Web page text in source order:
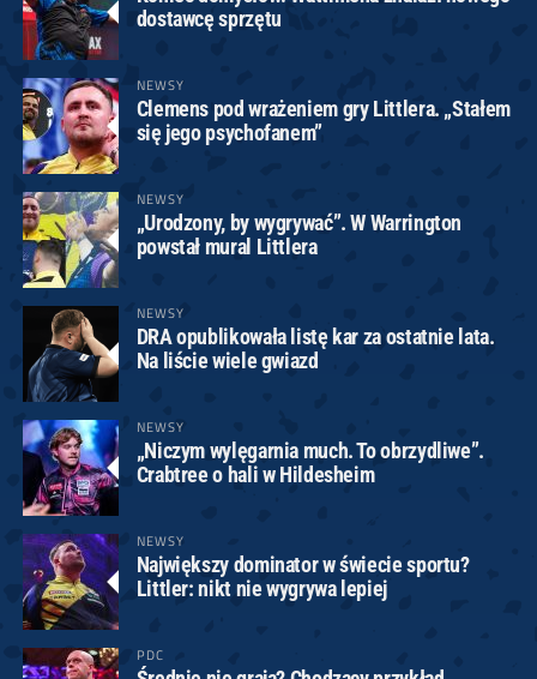
dostawcę sprzętu
NEWSY
Clemens pod wrażeniem gry Littlera. „Stałem
się jego psychofanem”
NEWSY
„Urodzony, by wygrywać”. W Warrington
powstał mural Littlera
NEWSY
DRA opublikowała listę kar za ostatnie lata.
Na liście wiele gwiazd
NEWSY
„Niczym wylęgarnia much. To obrzydliwe”.
Crabtree o hali w Hildesheim
NEWSY
Największy dominator w świecie sportu?
Littler: nikt nie wygrywa lepiej
PDC